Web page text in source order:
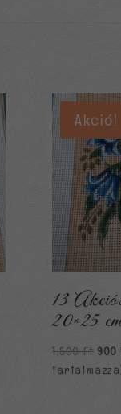
Akció!
13
20×25
1,500Ft 900